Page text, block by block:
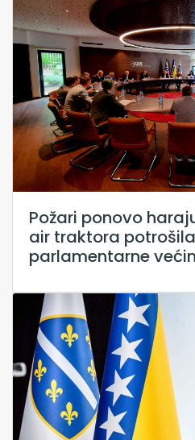
Požari ponovo
air traktora
parlamentarne